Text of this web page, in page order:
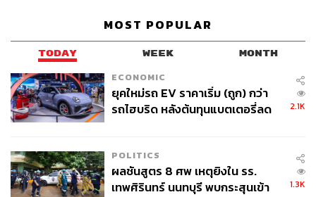
MOST POPULAR
TODAY WEEK MONTH
ECONOMIC
ยุคใหม่รถ EV ราคาเริ่ม (ถูก) กว่า
รถไฮบริด หลังต้นทุนแบตเตอรี่ลด
2.1K
POLITICS
ผลชันสูตร 8 ศพ เหตุยิงใน รร.
เทพศิรินทร์ นนทบุรี พบกระสุนเข้า
1.3K